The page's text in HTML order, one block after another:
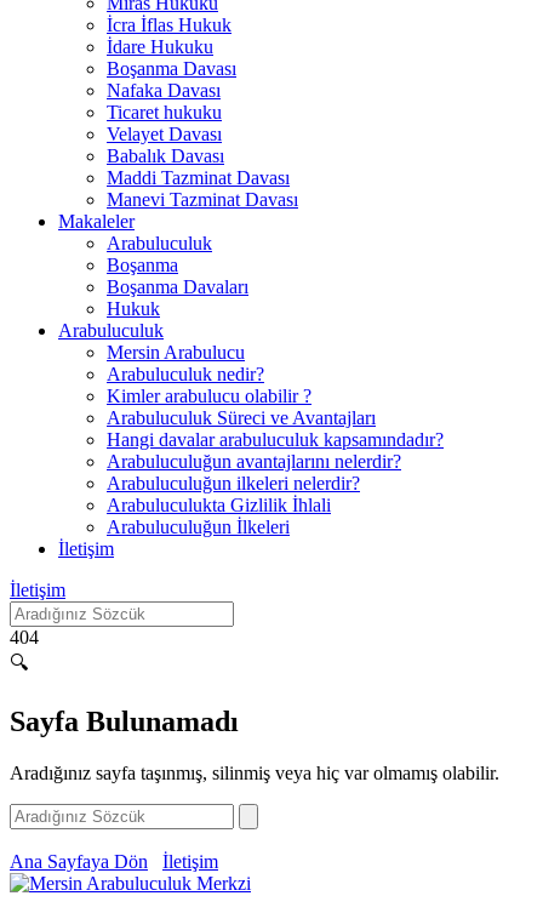
İcra İflas Hukuk
İdare Hukuku
Boşanma Davası
Nafaka Davası
Ticaret hukuku
Velayet Davası
Babalık Davası
Maddi Tazminat Davası
Manevi Tazminat Davası
Makaleler
Arabuluculuk
Boşanma
Boşanma Davaları
Hukuk
Arabuluculuk
Mersin Arabulucu
Arabuluculuk nedir?
Kimler arabulucu olabilir ?
Arabuluculuk Süreci ve Avantajları
Hangi davalar arabuluculuk kapsamındadır?
Arabuluculuğun avantajlarını nelerdir?
Arabuluculuğun ilkeleri nelerdir?
Arabuluculukta Gizlilik İhlali
Arabuluculuğun İlkeleri
İletişim
İletişim
404
🔍
Sayfa Bulunamadı
Aradığınız sayfa taşınmış, silinmiş veya hiç var olmamış olabilir.
Ana Sayfaya Dön İletişim